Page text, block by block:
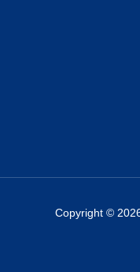
Copyright ©